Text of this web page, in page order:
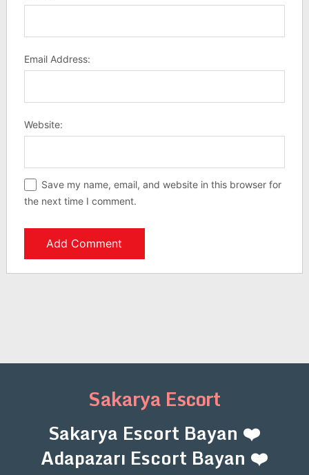
Email Address:
Website:
Save my name, email, and website in this browser for
the next time I comment.
Sakarya Escort
Sakarya Escort Bayan ❤️
Adapazarı Escort Bayan ❤️